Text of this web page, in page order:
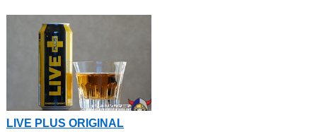
LIVE PLUS ORIGINAL